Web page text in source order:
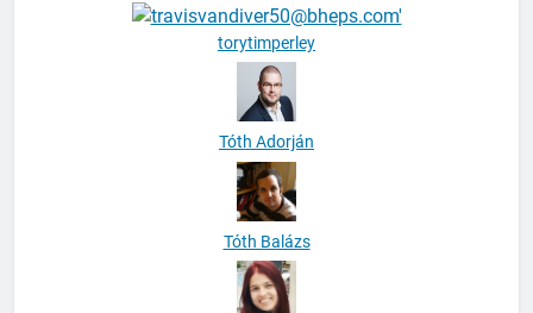
Tóth Adorján
Tóth Balázs
Tóth Enikő